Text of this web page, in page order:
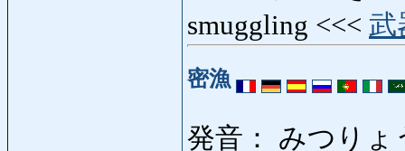
smuggling <<< 武
密漁
発音： みつりょ